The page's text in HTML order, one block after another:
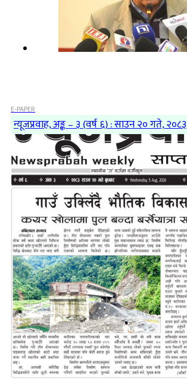
E-PAPER
न्यूजप्रवाह, अङ्क – ३ (वर्ष ६) : साउन २० गते, २०८३